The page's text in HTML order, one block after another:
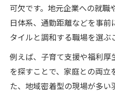
可欠です。地元企業への就職
日体系、通勤距離などを事
タイルと調和する職場を選ぶ
例えば、子育て支援や福利
を探すことで、家庭との両立
た、地域密着型の現場が多